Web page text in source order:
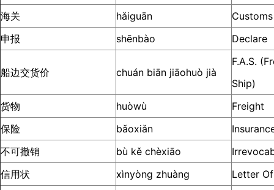
海关
hǎiguān
Customs
申报
shēnbào Declare
船边交货价 chuán biān jiāohuò jià
F.A.S.
Ship)
货物
huòwù
Freight
保险
bǎoxiǎn
不可撤销
bù kě chèxiāo
信用状
xìnyòng zhuàng
Letter